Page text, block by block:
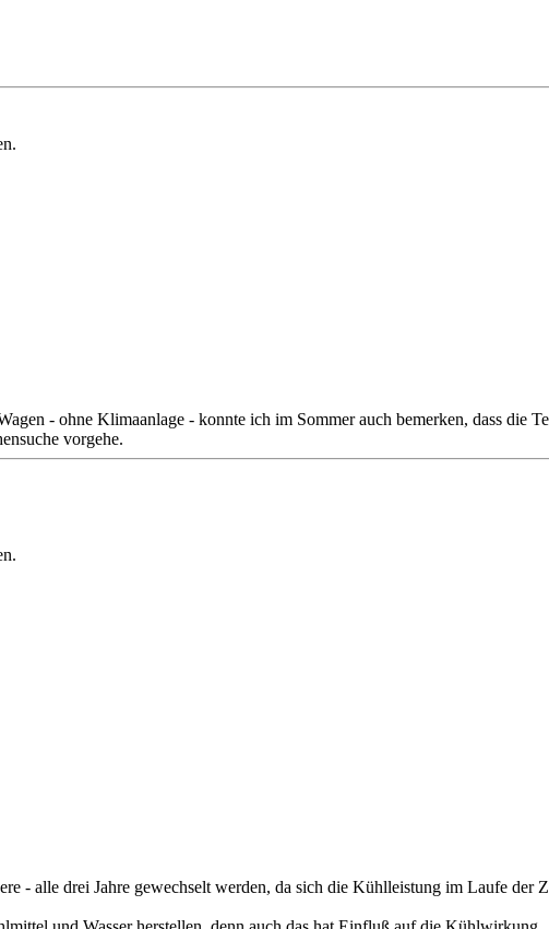
- ohne Klimaanlage - konnte ich im Sommer auch bemerken, dass die
vorgehe.
- alle drei Jahre gewechselt werden, da sich die Kühlleistung im Laufe der